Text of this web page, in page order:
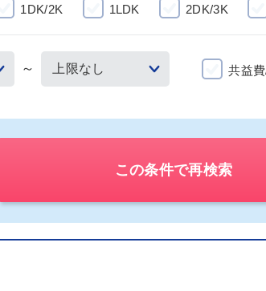
1DK/2K 1LDK 2DK/3K
～ 共益
この条件で再検索